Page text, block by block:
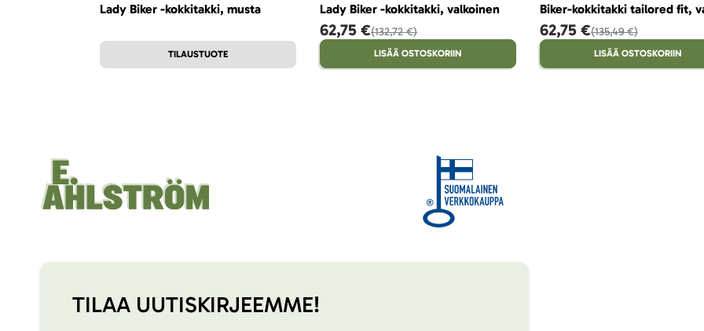
Lady Biker -kokkitakki, musta
TILAUSTUOTE
Lady Biker -kokkitakki, valkoinen
62,75 € 132,72 €
LISÄÄ OSTOSKORIIN
Biker-kokkitakki tailored fit,
62,75 € 135,49 €
LISÄÄ OSTOSKORIIN
TILAA UUTISKIRJEEMME!